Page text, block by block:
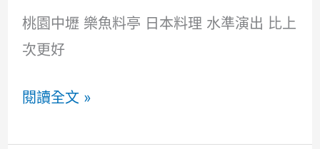
棒
桃園中壢 樂魚料亭 日本料理 水準演出 比上
次更好
桃
閱讀全文 »